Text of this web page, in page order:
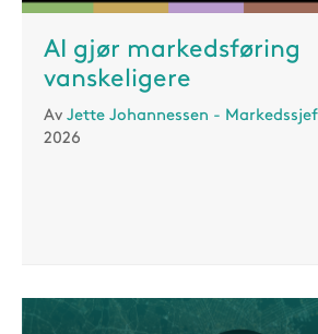
AI gjør markedsføring
vanskeligere
Av Jette Johannessen -
2026